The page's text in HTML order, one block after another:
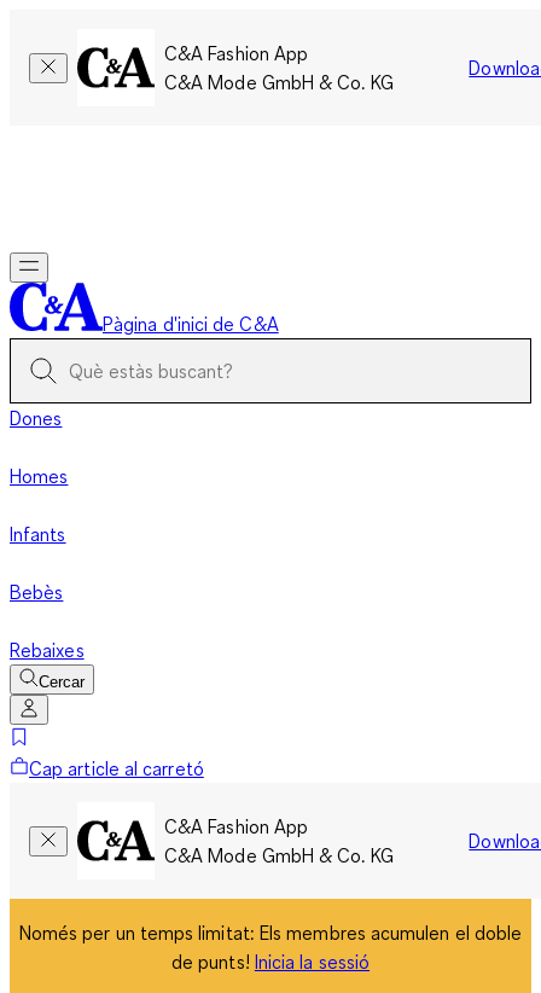
C&A Fashion App
C&A Mode GmbH & Co. KG
Pàgina d'inici de C&A
Dones
Homes
Infants
Bebès
Rebaixes
Cercar
Cap article al carretó
C&A Fashion App
C&A Mode GmbH & Co. KG
Només per un temps limitat: Els membres acumulen el doble
de punts! Inicia la sessió